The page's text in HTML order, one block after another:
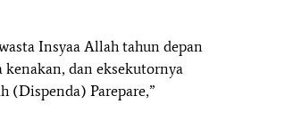
Insyaa Allah tahun depan
dan eksekutornya
(Dispenda) Parepare,”